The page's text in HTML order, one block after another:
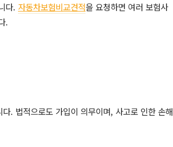
다. 자동차보험비교견적을 요청하면 여러 보험사
.
. 법적으로도 가입이 의무이며, 사고로 인한 손해